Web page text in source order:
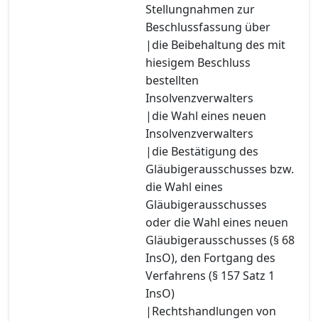
Stellungnahmen zur
Beschlussfassung über
|die Beibehaltung des mit
hiesigem Beschluss
bestellten
Insolvenzverwalters
|die Wahl eines neuen
Insolvenzverwalters
|die Bestätigung des
Gläubigerausschusses bzw.
die Wahl eines
Gläubigerausschusses
oder die Wahl eines neuen
Gläubigerausschusses (§ 68
InsO), den Fortgang des
Verfahrens (§ 157 Satz 1
InsO)
|Rechtshandlungen von